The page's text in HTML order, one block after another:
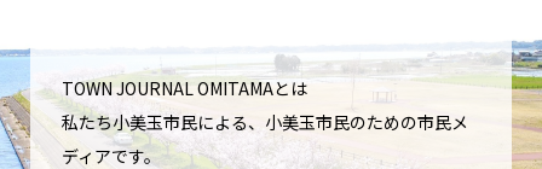
TOWN JOURNAL OMITAMAとは
私たち小美玉市民による、小美玉市民のための市民メ
ディアです。